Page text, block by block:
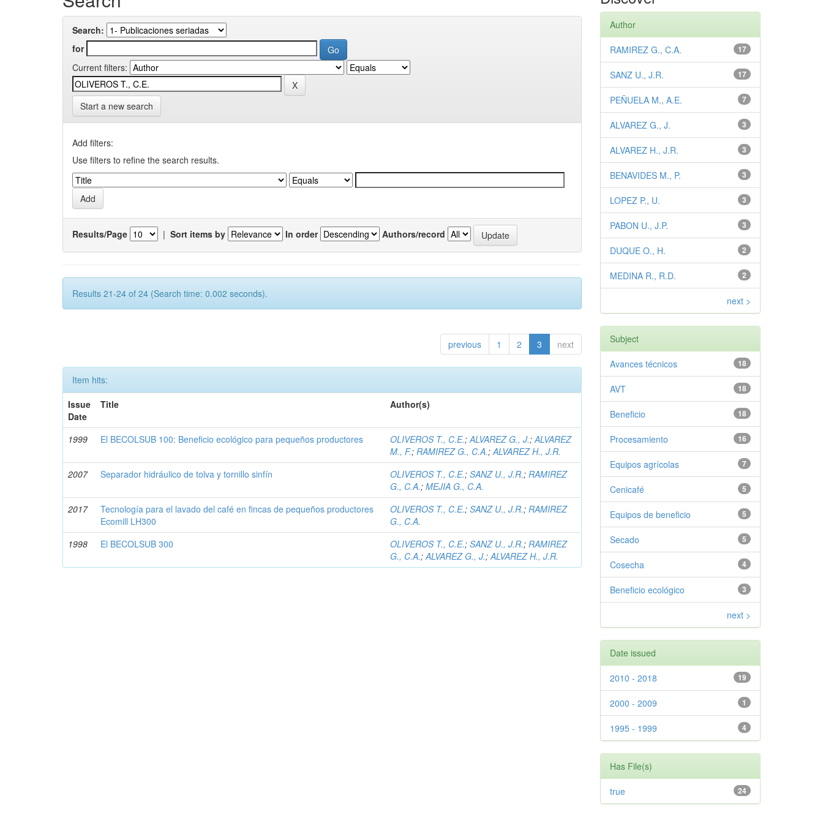
Search:
for
Current filters:
Start a new search
Add filters:
Use filters to refine the search results.
Results/Page | Sort items by In order Authors/record
Results 21-24 of 24 (Search time: 0.002 seconds).
previous 1 2 3 next
Item hits:
Issue
Date
Title Author(s)
1999 El BECOLSUB 100: Beneficio ecológico para pequeños productores OLIVEROS T., C.E.;ALVAREZ G., J.;ALVAREZ
M., F.;RAMIREZ G., C.A.;ALVAREZ H., J.R.
2007
Separador hidráulico de tolva y tornillo sinfín OLIVEROS T., C.E.;SANZ U., J.R.;RAMIREZ
G., C.A.;MEJIA G., C.A.
2017
Tecnología para el lavado del café en fincas de pequeños productores
Ecomill LH300
OLIVEROS T., C.E.;SANZ U., J.R.;RAMIREZ
G., C.A.
1998
El BECOLSUB 300 OLIVEROS T., C.E.;SANZ U., J.R.;RAMIREZ
G., C.A.;ALVAREZ G., J.;ALVAREZ H., J.R.
Author
17
RAMIREZ G., C.A.
17
SANZ U., J.R.
7
PEÑUELA M., A.E.
3
ALVAREZ G., J.
3
ALVAREZ H., J.R.
3
BENAVIDES M., P.
3
LOPEZ P., U.
3
PABON U., J.P.
2
DUQUE O., H.
2
MEDINA R., R.D.
next >
Subject
18
Avances técnicos
18
AVT
18
Beneficio
16
Procesamiento
7
Equipos agrícolas
5
Cenicafé
5
Equipos de beneficio
5
Secado
4
Cosecha
3
Beneficio ecológico
next >
Date issued
19
2010 - 2018
1
2000 - 2009
4
1995 - 1999
Has File(s)
24
true